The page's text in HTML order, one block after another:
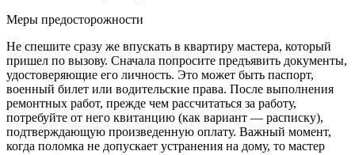
Меры предосторожности
Не спешите сразу же впускать в квартиру мастера, который
пришел по вызову. Сначала попросите предъявить документы,
удостоверяющие его личность. Это может быть паспорт,
военный билет или водительские права. После выполнения
ремонтных работ, прежде чем рассчитаться за работу,
потребуйте от него квитанцию (как вариант — расписку),
подтверждающую произведенную оплату. Важный момент,
когда поломка не допускает устранения на дому, то мастер